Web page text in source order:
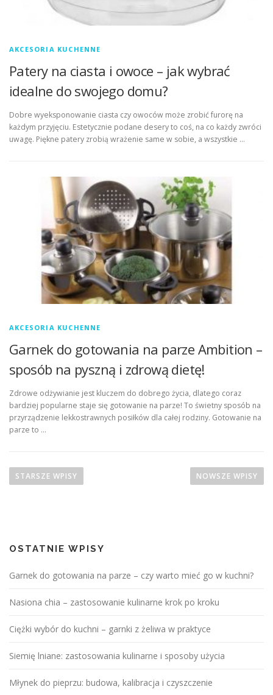
AKCESORIA KUCHENNE
Patery na ciasta i owoce – jak wybrać
idealne do swojego domu?
Dobre wyeksponowanie ciasta czy owoców może zrobić furorę na
każdym przyjęciu. Estetycznie podane desery to coś, na co każdy zwróci
uwagę. Piękne patery zrobią wrażenie same w sobie, a wszystkie …
AKCESORIA KUCHENNE
Garnek do gotowania na parze Ambition –
sposób na pyszną i zdrową dietę!
Zdrowe odżywianie jest kluczem do dobrego życia, dlatego coraz
bardziej popularne staje się gotowanie na parze! To świetny sposób na
przyrządzenie lekkostrawnych posiłków dla całej rodziny. Gotowanie na
parze to …
a
c
j
p
w
p
s
STARSZE WPISY NOWSZE WPISY
OSTATNIE WPISY
Garnek do gotowania na parze – czy warto mieć go w kuchni?
Nasiona chia – zastosowanie kulinarne krok po kroku
Ciężki wybór do kuchni – garnki z żeliwa w praktyce
Siemię lniane: zastosowania kulinarne i sposoby użycia
Młynek do pieprzu: budowa, kalibracja i czyszczenie